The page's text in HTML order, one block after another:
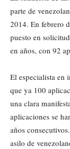
parte de
2014. En febrero
puesto en
en años, con 92
El especialista en
que ya 100
una clara
aplicaciones se
años
asilo de